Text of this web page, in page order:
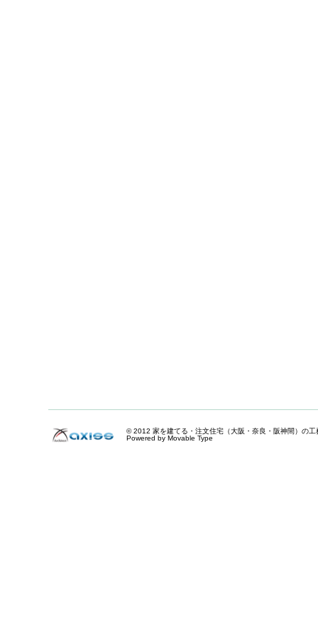
© 2012 家を建てる・注文住宅（大阪・奈良・阪神間）の
Powered by Movable Type